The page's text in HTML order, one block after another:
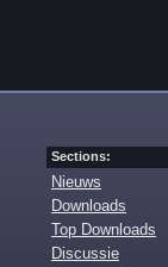
Sections:
Nieuws
Downloads
Top Downloads
Discussie